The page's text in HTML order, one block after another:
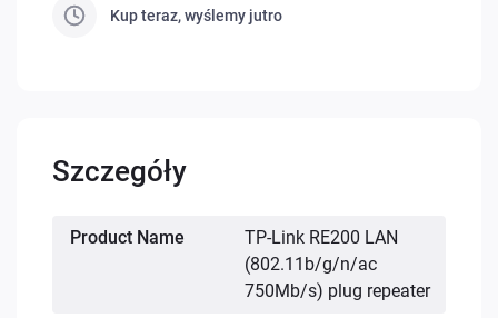
Kup teraz, wyślemy jutro
Szczegóły
Więcej
Product Name
TP-Link RE200 LAN
(802.11b/g/n/ac
750Mb/s) plug repeater